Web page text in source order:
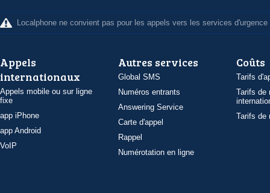
Localphone ne convient pas pour les appels vers les services d'urgence
Appels
internationaux
Appels mobile ou sur ligne
fixe
app iPhone
app Android
VoIP
Autres services
Global SMS
Numéros entrants
Answering Service
Carte d'appel
Rappel
Numérotation en ligne
Coûts
Tarifs
Tarifs de
Tarifs de